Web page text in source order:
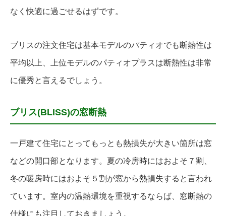
なく快適に過ごせるはずです。
ブリスの注文住宅は基本モデルのパティオでも断熱性は
平均以上、上位モデルのパティオプラスは断熱性は非常
に優秀と言えるでしょう。
ブリス(BLISS)の窓断熱
一戸建て住宅にとってもっとも熱損失が大きい箇所は窓
などの開口部となります。夏の冷房時にはおよそ７割、
冬の暖房時にはおよそ５割が窓から熱損失すると言われ
ています。室内の温熱環境を重視するならば、窓断熱の
仕様にも注目しておきましょう。